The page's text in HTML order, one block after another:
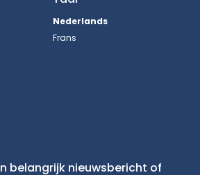
Nederlands
Frans
belangrijk nieuwsbericht of